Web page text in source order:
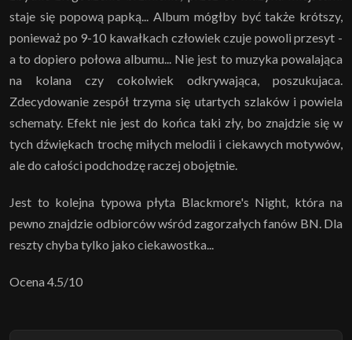
staje się popową papką... Album mógłby być także krótszy,
ponieważ po 9-10 kawałkach człowiek czuje powoli przesyt -
a to dopiero połowa albumu... Nie jest to muzyka powalająca
na kolana czy cokolwiek odkrywająca, poszukujaca.
Zdecydowanie zespół trzyma się utartych szlaków i powiela
schematy. Efekt nie jest do końca taki zły, bo znajdzie się w
tych dźwiękach trochę miłych melodii i ciekawych motywów,
ale do całości podchodzę raczej obojętnie.
Jest to kolejna typowa płyta Blackmore's Night, która na
pewno znajdzie odbiorców wśród zagorzałych fanów BN. Dla
reszty chyba tylko jako ciekawostka...
Ocena 4.5/10